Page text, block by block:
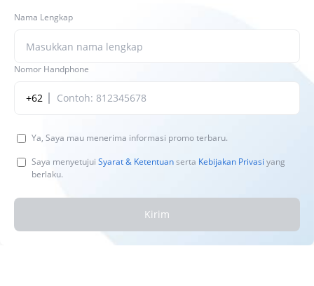
Nama Lengkap
Nomor Handphone
+62
Ya, Saya mau menerima informasi promo terbaru.
Saya menyetujui Syarat & Ketentuanserta Kebijakan Privasi yang
berlaku.
Kirim